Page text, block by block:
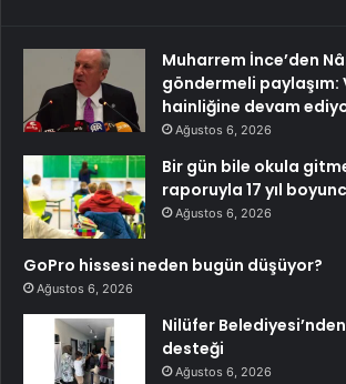
Muharrem İnce’den
göndermeli paylaşım:
hainliğine devam
Ağustos 6, 2026
Bir gün bile okula
raporuyla 17 yıl
Ağustos 6, 2026
GoPro hissesi neden bugün düşüyor?
Ağustos 6, 2026
Nilüfer
desteği
Ağustos 6, 2026